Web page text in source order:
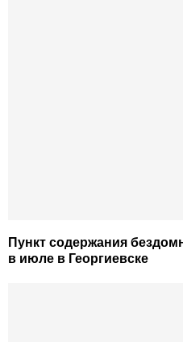
Пункт содержания
в июле в Георгиевске